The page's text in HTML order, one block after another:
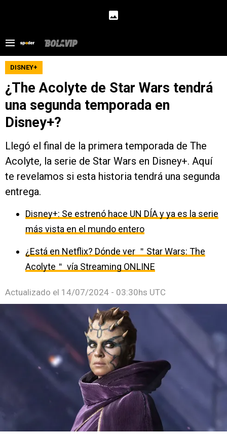
DISNEY+
¿The Acolyte de Star Wars tendrá
una segunda temporada en
Disney+?
Llegó el final de la primera temporada de The
Acolyte, la serie de Star Wars en Disney+. Aquí
te revelamos si esta historia tendrá una segunda
entrega.
Disney+: Se estrenó hace UN DÍA y ya es la serie
más vista en el mundo entero
¿Está en Netflix? Dónde ver ＂Star Wars: The
Acolyte＂ vía Streaming ONLINE
Actualizado el 14/07/2024 - 03:30hs UTC